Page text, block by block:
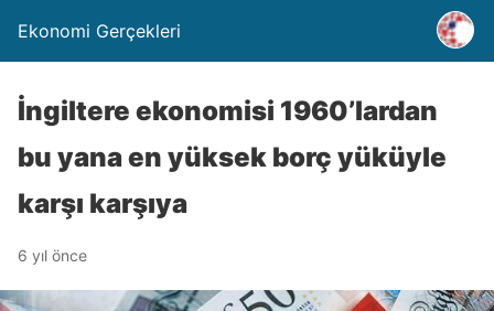
Ekonomi Gerçekleri
İngiltere ekonomisi 1960’lardan
bu yana en yüksek borç yüküyle
karşı karşıya
6 yıl önce